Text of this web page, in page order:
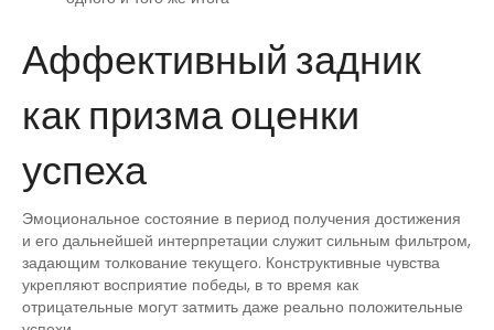
Аффективный задник
как призма оценки
успеха
Эмоциональное состояние в период получения достижения
и его дальнейшей интерпретации служит сильным фильтром,
задающим толкование текущего. Конструктивные чувства
укрепляют восприятие победы, в то время как
отрицательные могут затмить даже реально положительные